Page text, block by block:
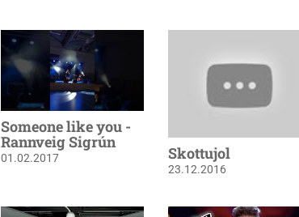
Someone like you -
Rannveig Sigrún
01.02.2017 Skottujol
23.12.2016